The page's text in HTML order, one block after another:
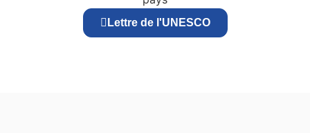
Lettre de l'UNESCO